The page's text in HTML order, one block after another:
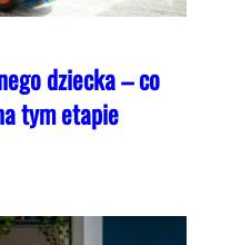
dziecka – co
tym etapie